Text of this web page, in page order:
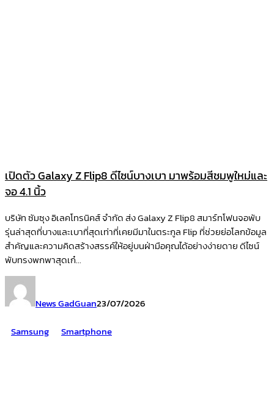
เปิดตัว Galaxy Z Flip8 ดีไซน์บางเบา มาพร้อมสีชมพูใหม่และ
จอ 4.1 นิ้ว
บริษัท ซัมซุง อิเลคโทรนิคส์ จำกัด ส่ง Galaxy Z Flip8 สมาร์ทโฟนจอพับ
รุ่นล่าสุดที่บางและเบาที่สุดเท่าที่เคยมีมาในตระกูล Flip ที่ช่วยย่อโลกข้อมูล
สำคัญและความคิดสร้างสรรค์ให้อยู่บนฝ่ามือคุณได้อย่างง่ายดาย ดีไซน์
พับทรงพกพาสุดเก๋...
News GadGuan23/07/2026
Samsung
Smartphone